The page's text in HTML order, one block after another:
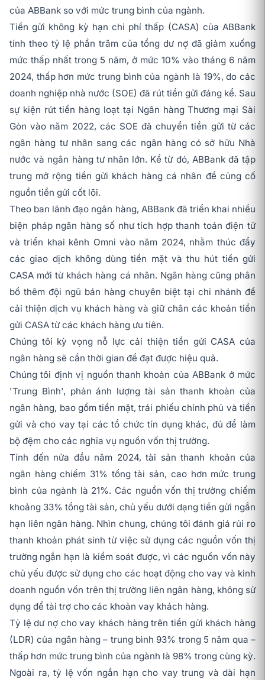
của ABBank so với mức trung bình của ngành.
Tiền gửi không kỳ hạn chi phí thấp (CASA) của ABBank
tính theo tỷ lệ phần trăm của tổng dư nợ đã giảm xuống
mức thấp nhất trong 5 năm, ở mức 10% vào tháng 6 năm
2024, thấp hơn mức trung bình của ngành là 19%, do các
doanh nghiệp nhà nước (SOE) đã rút tiền gửi đáng kể. Sau
sự kiện rút tiền hàng loạt tại Ngân hàng Thương mại Sài
Gòn vào năm 2022, các SOE đã chuyển tiền gửi từ các
ngân hàng tư nhân sang các ngân hàng có sở hữu Nhà
nước và ngân hàng tư nhân lớn. Kể từ đó, ABBank đã tập
trung mở rộng tiền gửi khách hàng cá nhân để củng cố
nguồn tiền gửi cốt lõi.
Theo ban lãnh đạo ngân hàng, ABBank đã triển khai nhiều
biện pháp ngân hàng số như tích hợp thanh toán điện tử
và triển khai kênh Omni vào năm 2024, nhằm thúc đẩy
các giao dịch không dùng tiền mặt và thu hút tiền gửi
CASA mới từ khách hàng cá nhân. Ngân hàng cũng phân
bổ thêm đội ngũ bán hàng chuyên biệt tại chi nhánh để
cải thiện dịch vụ khách hàng và giữ chân các khoản tiền
gửi CASA từ các khách hàng ưu tiên.
Chúng tôi kỳ vọng nỗ lực cải thiện tiền gửi CASA của
ngân hàng sẽ cần thời gian để đạt được hiệu quả.
Chúng tôi định vị nguồn thanh khoản của ABBank ở mức
'Trung Bình', phản ánh lượng tài sản thanh khoản của
ngân hàng, bao gồm tiền mặt, trái phiếu chính phủ và tiền
gửi và cho vay tại các tổ chức tín dụng khác, đủ để làm
bộ đệm cho các nghĩa vụ nguồn vốn thị trường.
Tính đến nửa đầu năm 2024, tài sản thanh khoản của
ngân hàng chiếm 31% tổng tài sản, cao hơn mức trung
bình của ngành là 21%. Các nguồn vốn thị trường chiếm
khoảng 33% tổng tài sản, chủ yếu dưới dạng tiền gửi ngắn
hạn liên ngân hàng. Nhìn chung, chúng tôi đánh giá rủi ro
thanh khoản phát sinh từ việc sử dụng các nguồn vốn thị
trường ngắn hạn là kiểm soát được, vì các nguồn vốn này
chủ yếu được sử dụng cho các hoạt động cho vay và kinh
doanh nguồn vốn trên thị trường liên ngân hàng, không sử
dụng để tài trợ cho các khoản vay khách hàng.
Tỷ lệ dư nợ cho vay khách hàng trên tiền gửi khách hàng
(LDR) của ngân hàng – trung bình 93% trong 5 năm qua –
thấp hơn mức trung bình của ngành là 98% trong cùng kỳ.
Ngoài ra, tỷ lệ vốn ngắn hạn cho vay trung và dài hạn